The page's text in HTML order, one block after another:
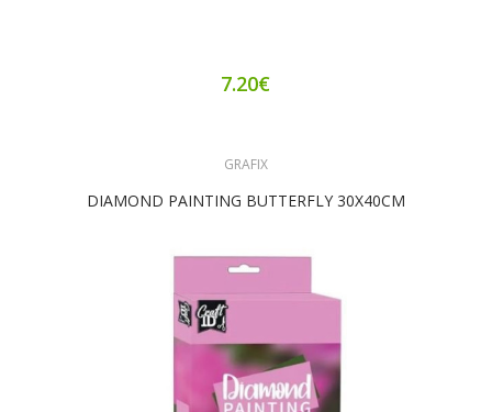
7.20€
GRAFIX
DIAMOND PAINTING BUTTERFLY 30X40CM